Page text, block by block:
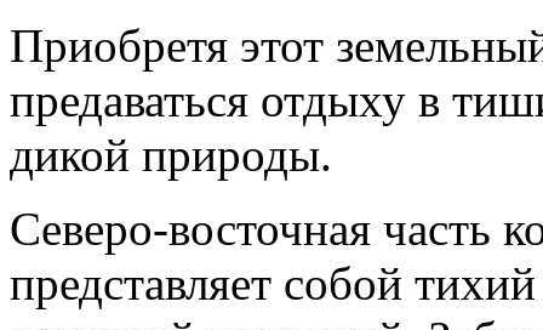
Приобретя этот
предаваться отдыху в
дикой природы.
Северо-восточная часть
представляет собой